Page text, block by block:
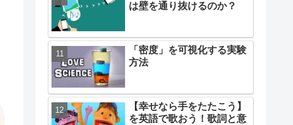
は壁を通り抜けるのか？
「密度」を可視化する実験
方法
【幸せなら手をたたこう】
を英語で歌おう！歌詞と意